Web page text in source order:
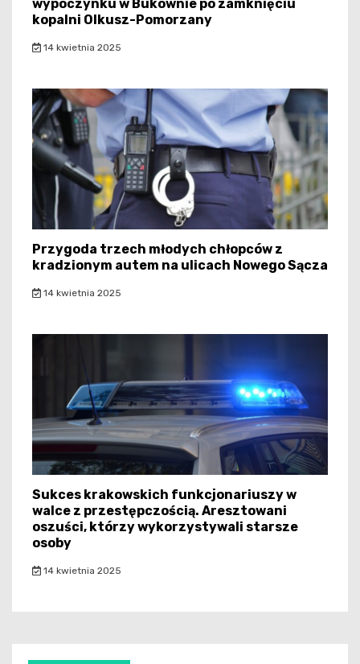
wypoczynku w Bukownie po zamknięciu
kopalni Olkusz-Pomorzany
14 kwietnia 2025
Przygoda trzech młodych chłopców z
kradzionym autem na ulicach Nowego Sącza
14 kwietnia 2025
Sukces krakowskich funkcjonariuszy w
walce z przestępczością. Aresztowani
oszuści, którzy wykorzystywali starsze
osoby
14 kwietnia 2025